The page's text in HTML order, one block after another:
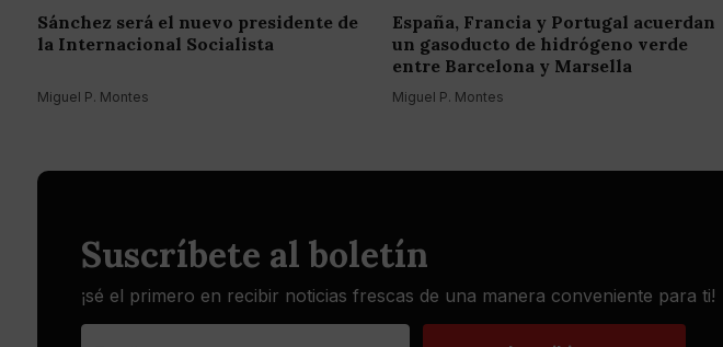
Sánchez será el nuevo presidente de
la Internacional Socialista
Miguel P. Montes
España, Francia y Portugal acuerdan
un gasoducto de hidrógeno verde
entre Barcelona y Marsella
Miguel P. Montes
Suscríbete al boletín
¡sé el primero en recibir noticias frescas de una manera conveniente para ti!